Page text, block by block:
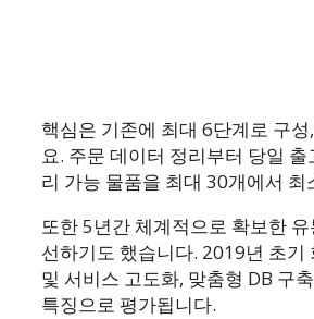
핵심은 기존에 최대 6단계로 구
요. 주문 데이터 정리부터 당일
리 가능 물품을 최대 30개에서
또한 5년간 체계적으로 확보한
선하기도 했습니다. 2019년 초
및 서비스 고도화, 맞춤형 DB 구
특징으로 평가됩니다.